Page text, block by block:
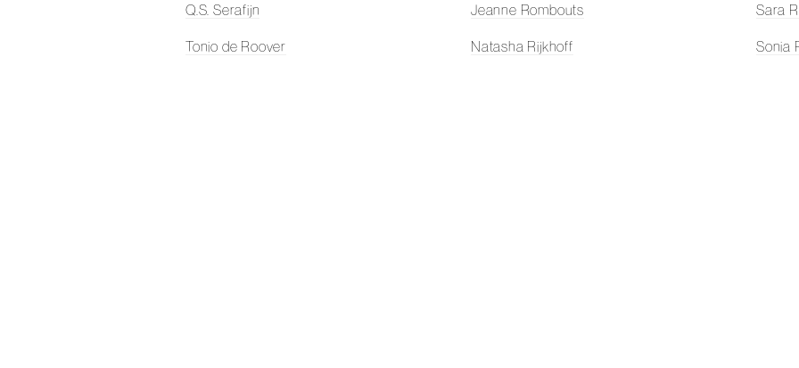
Q.S. Serafijn Jeanne Rombouts Sara
Tonio de Roover Natasha Rijkhoff Sonia